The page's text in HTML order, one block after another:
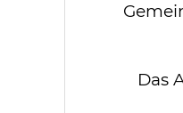
Das